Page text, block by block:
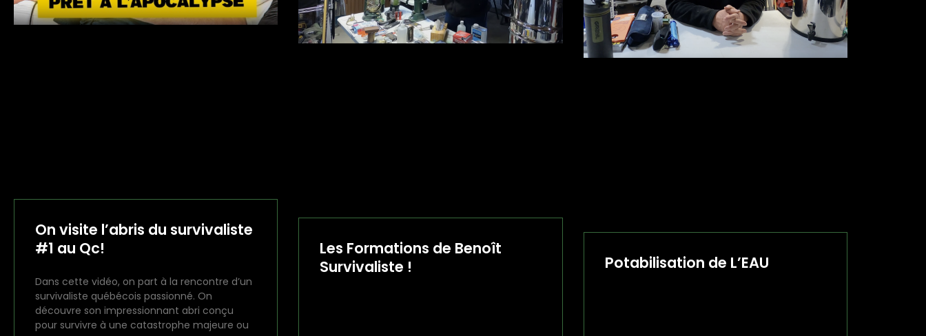
On visite l’abris du survivaliste
#1 au Qc!
Dans cette vidéo, on part à la rencontre d’un
survivaliste québécois passionné. On
découvre son impressionnant abri conçu
pour survivre à une catastrophe majeure ou
Les Formations de Benoît
Survivaliste !
Potabilisation de L’EAU